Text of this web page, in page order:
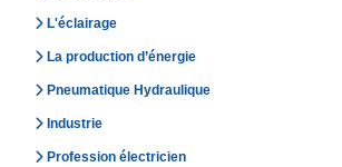
L'éclairage
La production d’énergie
Pneumatique Hydraulique
Industrie
Profession électricien